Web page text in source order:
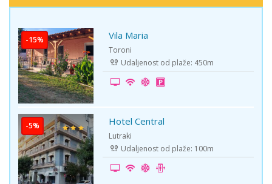
Vila Maria
Toroni
Udaljenost od plaže: 450m
Hotel Central
Lutraki
Udaljenost od plaže: 100m